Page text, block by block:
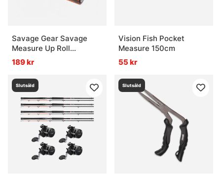
Savage Gear Savage
Measure Up Roll
13x130cm
189 kr
Vision Fish Pocket
Measure 150cm
55 kr
Slutsåld Slutsåld